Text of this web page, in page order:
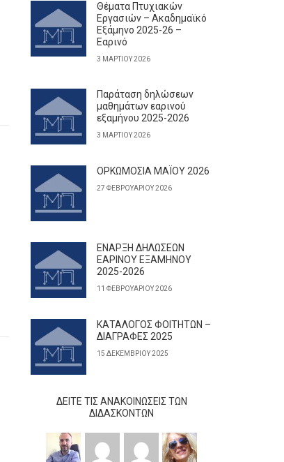
Θέματα Πτυχιακών
Εργασιών – Ακαδημαϊκό
Εξάμηνο 2025-26 –
Εαρινό
3 ΜΑΡΤΊΟΥ 2026
Παράταση δηλώσεων
μαθημάτων εαρινού
εξαμήνου 2025-2026
3 ΜΑΡΤΊΟΥ 2026
ΟΡΚΩΜΟΣΙΑ ΜΑΪΟΥ 2026
27 ΦΕΒΡΟΥΑΡΊΟΥ 2026
ΕΝΑΡΞΗ ΔΗΛΩΣΕΩΝ
ΕΑΡΙΝΟΥ ΕΞΑΜΗΝΟΥ
2025-2026
11 ΦΕΒΡΟΥΑΡΊΟΥ 2026
ΚΑΤΑΛΟΓΟΣ ΦΟΙΤΗΤΩΝ –
ΔΙΑΓΡΑΦΕΣ 2025
15 ΔΕΚΕΜΒΡΊΟΥ 2025
ΔΕΊΤΕ ΤΙΣ ΑΝΑΚΟΙΝΏΣΕΙΣ ΤΩΝ
ΔΙΔΆΣΚΟΝΤΩΝ